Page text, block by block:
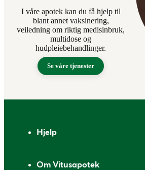
I våre apotek kan du få hjelp til
blant annet vaksinering,
veiledning om riktig medisinbruk,
multidose og
hudpleiebehandlinger.
Se våre tjenester
Hjelp
Om Vitusapotek